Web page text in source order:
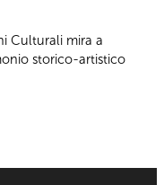
Culturali mira a
storico-artistico